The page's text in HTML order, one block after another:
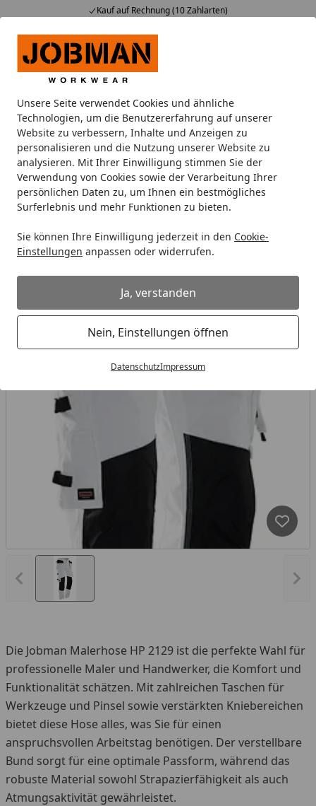
Unsere Seite verwendet Cookies und ähnliche
Technologien, um die Benutzererfahrung auf unserer
Website zu verbessern, Inhalte und Anzeigen zu
personalisieren und die Nutzung unserer Website zu
analysieren. Mit Ihrer Einwilligung stimmen Sie der
Verwendung von Cookies sowie der Verarbeitung Ihrer
persönlichen Daten zu, um Ihnen ein bestmögliches
Surferlebnis und mehr Funktionen zu bieten.
Sie können Ihre Einwilligung jederzeit in den Cookie-
Einstellungen anpassen oder widerrufen.
Ja, verstanden
Nein, Einstellungen öffnen
DatenschutzImpressum
Kauf auf Rechnung (10 Zahlarten)
Alle Produkte
Mein Konto
Suchen
Startseite
Hosen Jobman Malerhose HP 2129
Jobman Malerhose HP 2129
Vorheriges Bild anzeigen
Die Jobman Malerhose HP 2129 ist die perfekte Wahl für
professionelle Maler und Handwerker, die Komfort und
Funktionalität schätzen. Mit zahlreichen Taschen für
Werkzeuge und Pinsel sowie verstärkten Kniebereichen
bietet diese Hose alles, was Sie für einen
anspruchsvollen Arbeitstag benötigen. Der verstellbare
Bund sorgt für eine optimale Passform, während das
robuste Material sowohl Strapazierfähigkeit als auch
Atmungsaktivität gewährleistet.